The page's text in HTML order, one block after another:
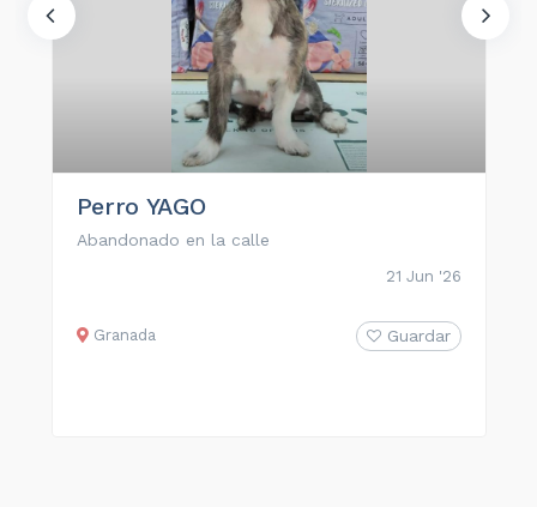
Perro YAGO
Abandonado en la calle
21 Jun '26
Granada Guardar